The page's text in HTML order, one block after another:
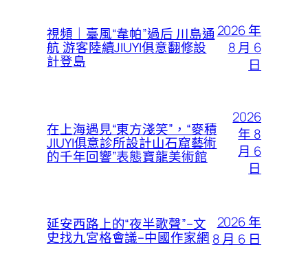
視頻｜臺風“韋帕”過后 川島通
航 游客陸續JIUYI俱意翻修設
計登島
2026 年
8 月 6
日
在上海遇見“東方淺笑”，“麥積
JIUYI俱意診所設計山石窟藝術
的千年回響”表態寶龍美術館
2026
年 8
月 6
日
延安西路上的“夜半歌聲”–文
史找九宮格會議–中國作家網
2026 年
8 月 6 日